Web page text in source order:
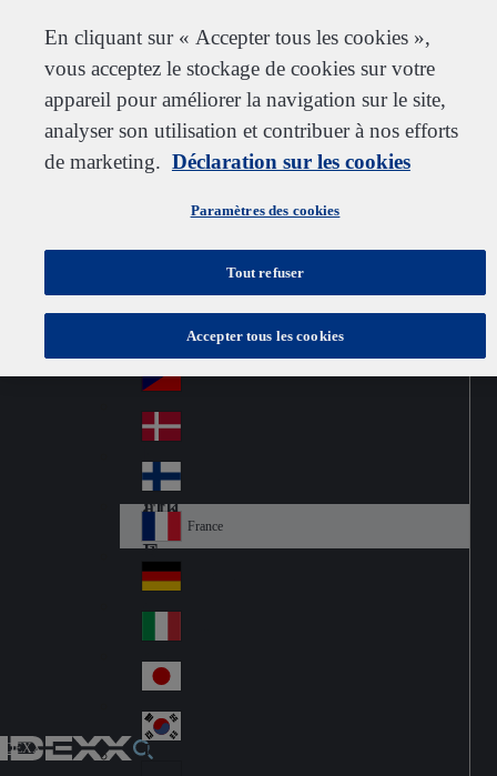
Go to home
Jump to navigation
Service clientèleNous contacter S’abonner Carrières chez IDEXX Fournisseurs
IDEXX
France
Au
Australia
Br
l
Ca
da
Ch
ina
Cz
ec
h
Česko
De
nm
ark
Fin
d
Fra
nc
e
France
Ge
an
y
Ital
y
Jap
an
Ko
En cliquant sur « Accepter tous les cookies »,
vous acceptez le stockage de cookies sur votre
appareil pour améliorer la navigation sur le site,
analyser son utilisation et contribuer à nos efforts
de marketing. Déclaration sur les cookies
Paramètres des cookies
Tout refuser
Accepter tous les cookies